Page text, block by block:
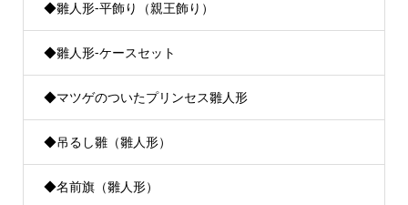
◆雛人形-平飾り（親王飾り）
◆雛人形-ケースセット
◆マツゲのついたプリンセス雛人形
◆吊るし雛（雛人形）
◆名前旗（雛人形）